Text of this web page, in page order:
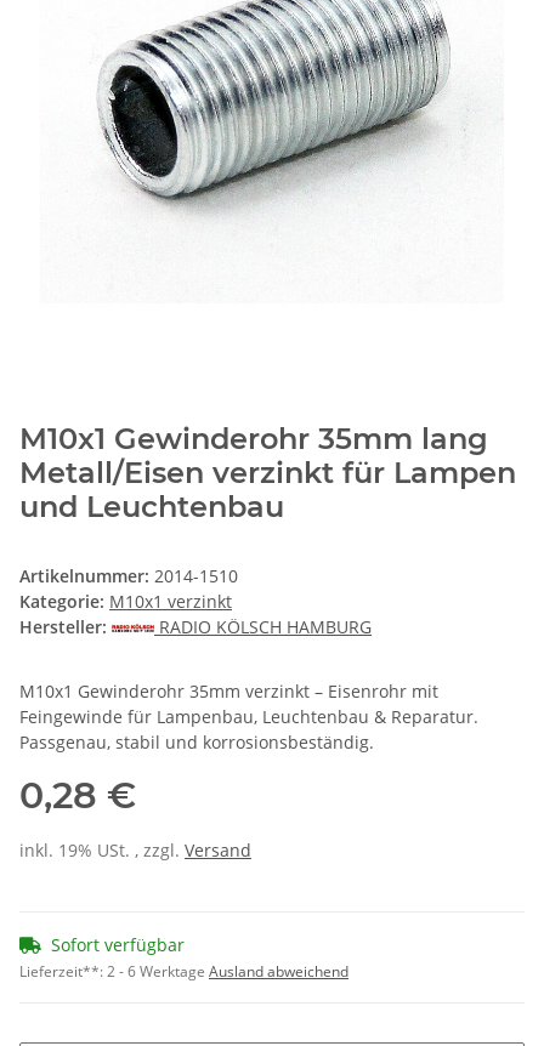
M10x1 Gewinderohr 35mm lang
Metall/Eisen verzinkt für Lampen
und Leuchtenbau
Artikelnummer: 2014-1510
Kategorie: M10x1 verzinkt
Hersteller:
RADIO KÖLSCH HAMBURG
M10x1 Gewinderohr 35mm verzinkt – Eisenrohr mit
Feingewinde für Lampenbau, Leuchtenbau & Reparatur.
Passgenau, stabil und korrosionsbeständig.
0,28 €
inkl. 19% USt. , zzgl. Versand
Sofort verfügbar
Lieferzeit**:2 - 6 Werktage Ausland abweichend